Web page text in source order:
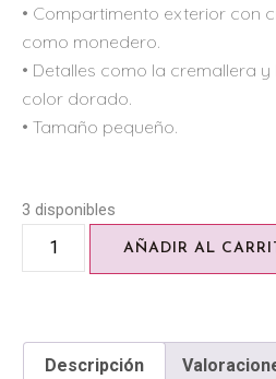
• Compartimento exterior con
como monedero.
• Detalles como la cremallera
color dorado.
• Tamaño pequeño.
3 disponibles
AÑADIR AL
Descripción